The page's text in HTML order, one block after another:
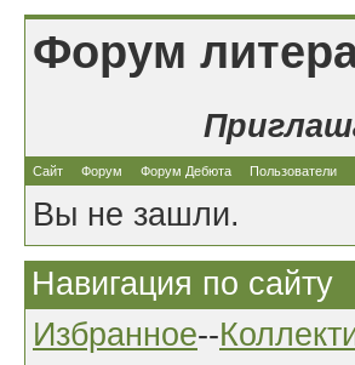
Форум
Сайт Форум Форум Дебюта Пользователи
Вы не зашли.
Навигация по сайту
Избранное--